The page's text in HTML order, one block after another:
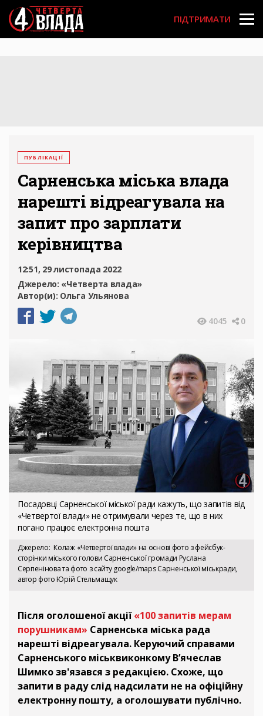
Перейти
до
основного
вмісту
User
account
ПІДТРИМАТИ
ПУБЛІКАЦІЇ
Сарненська міська влада
нарешті відреагувала на
запит про зарплати
керівництва
12:51, 29 листопада 2022
Джерело: «Четверта влада»
Автор(и): Ольга Ульянова
4045 0
Посадовці Сарненської міської ради кажуть, що запитів від
«Четвертої влади» не отримували через те, що в них
погано працює електронна пошта
Джерело Колаж «Четвертої влади» на основі фото з фейсбук-
сторінки міського голови Сарненської громади Руслана
Серпенінова та фото з сайту google/maps Сарненської міськради,
автор фото Юрій Стельмащук
Після оголошеної акції«100 запитів мерам
порушникам» Сарненська міська рада
нарешті відреагувала. Керуючий справами
Сарненського міськвиконкому В’ячеслав
Шимко зв'язався з редакцією. Схоже, що
запити в раду слід надсилати не на офіційну
електронну пошту, а оголошувати публічно.